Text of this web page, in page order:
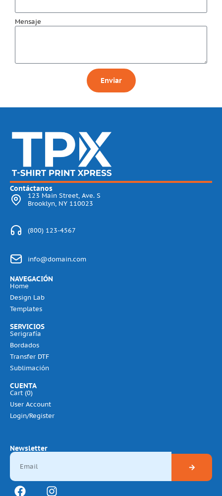
Mensaje
Enviar
Contáctanos
123 Main Street, Ave. S
Brooklyn, NY 110023
(800) 123-4567
info@domain.com
NAVEGACIÓN
Home
Design Lab
Templates
SERVICIOS
Serigrafía
Bordados
Transfer DTF
Sublimación
CUENTA
Cart (0)
User Account
Login/Register
Newsletter